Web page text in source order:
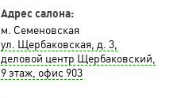
Адрес салона:
м. Семеновская
ул. Щербаковская, д. 3,
деловой центр Щербаковский,
9 этаж, офис 903